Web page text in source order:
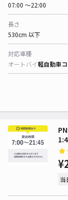
07:00 〜22:00
長さ
530cm 以下
対応車種
オートバイ軽自動車
当